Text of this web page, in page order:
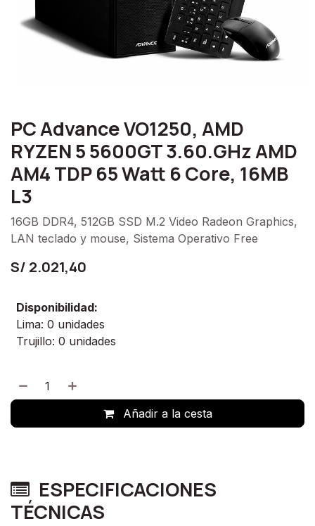
PC Advance VO1250, AMD
RYZEN 5 5600GT 3.60.GHz AMD
AM4 TDP 65 Watt 6 Core, 16MB
L3
16GB DDR4, 512GB SSD M.2 Video Radeon Graphics,
LAN teclado y mouse, Sistema Operativo Free
S/ 2.021,40
Disponibilidad:
Lima: 0 unidades
Trujillo: 0 unidades
Añadir a la cesta
ESPECIFICACIONES
TÉCNICAS